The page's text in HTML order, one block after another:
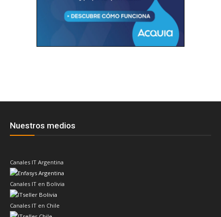
Nuestros medios
Canales IT Argentina
Canales IT en Bolivia
Canales IT en Chile